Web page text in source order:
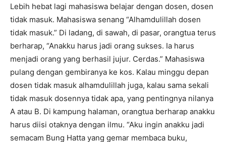
Lebih hebat lagi mahasiswa belajar dengan dosen, dosen
tidak masuk. Mahasiswa senang “Alhamdulillah dosen
tidak masuk.” Di ladang, di sawah, di pasar, orangtua terus
berharap, “Anakku harus jadi orang sukses. Ia harus
menjadi orang yang berhasil jujur. Cerdas.” Mahasiswa
pulang dengan gembiranya ke kos. Kalau minggu depan
dosen tidak masuk alhamdulillah juga, kalau sama sekali
tidak masuk dosennya tidak apa, yang pentingnya nilanya
A atau B. Di kampung halaman, orangtua berharap anakku
harus diisi otaknya dengan ilmu. “Aku ingin anakku jadi
semacam Bung Hatta yang gemar membaca buku,